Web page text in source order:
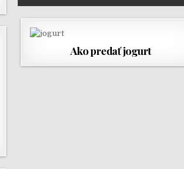
Ako predať jogurt